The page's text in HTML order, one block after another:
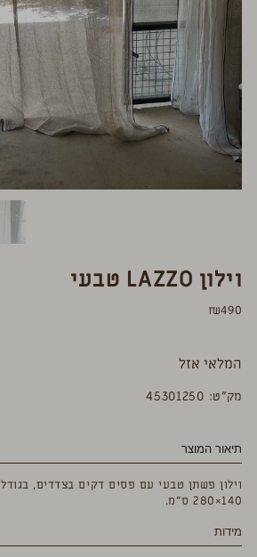
וילון LAZZO טבעי
₪490
המלאי אזל
מק”ט: 45301250
תיאור המוצר
וילון פשתן טבעי עם פסים דקים בצדדים, בגודל
140×280 ס”מ.
מידות